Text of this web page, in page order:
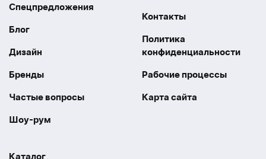
Спецпредложения
Блог
Дизайн
Бренды
Частые вопросы
Шоу-рум
Контакты
Политика
конфиденциальности
Рабочие процессы
Карта сайта
Каталог